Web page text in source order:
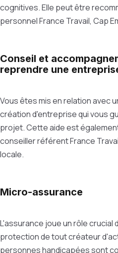
cognitives. Elle peut être
personnel France Travail, Cap
Conseil et
reprendre une
Vous êtes mis en relation avec
création d'entreprise qui vous
projet. Cette aide est
conseiller référent France
locale.
Micro-assurance
L'assurance joue un rôle crucial
protection de tout créateur
personnes handicapées sont